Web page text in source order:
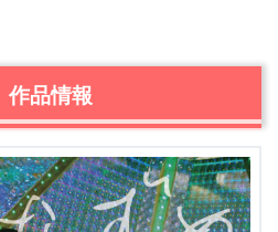
作品情報